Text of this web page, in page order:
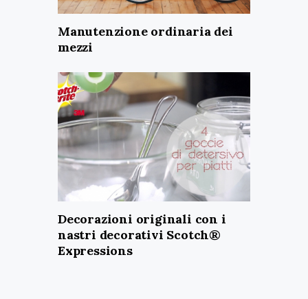
Manutenzione ordinaria dei
mezzi
Decorazioni originali con i
nastri decorativi Scotch®
Expressions